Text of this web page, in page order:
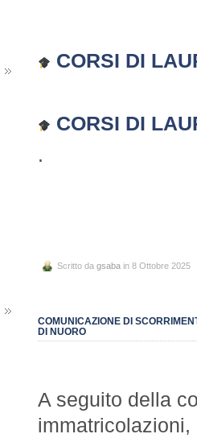
CORSI DI
CORSI DI
.
Scritto da gsaba in 8 Ottobre 2025
COMUNICAZIONE DI
DI NUORO
A seguito della
immatricolazioni,